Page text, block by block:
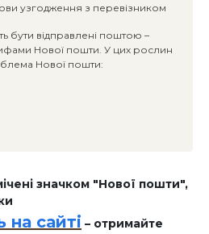
узгодження з перевізником
бути відправлені поштою –
Нової пошти. У цих рослин
Нової пошти:
значком "Нової пошти",
на сайті – отримайте